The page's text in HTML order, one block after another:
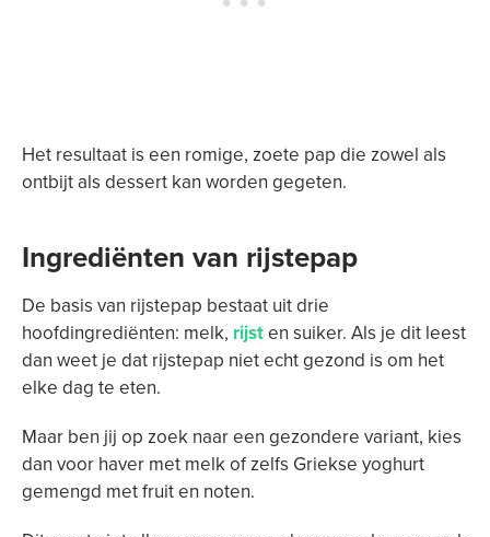
Het resultaat is een romige, zoete pap die zowel als
ontbijt als dessert kan worden gegeten.
Ingrediënten van rijstepap
De basis van rijstepap bestaat uit drie
hoofdingrediënten: melk, rijsten suiker. Als je dit leest
dan weet je dat rijstepap niet echt gezond is om het
elke dag te eten.
Maar ben jij op zoek naar een gezondere variant, kies
dan voor haver met melk of zelfs Griekse yoghurt
gemengd met fruit en noten.